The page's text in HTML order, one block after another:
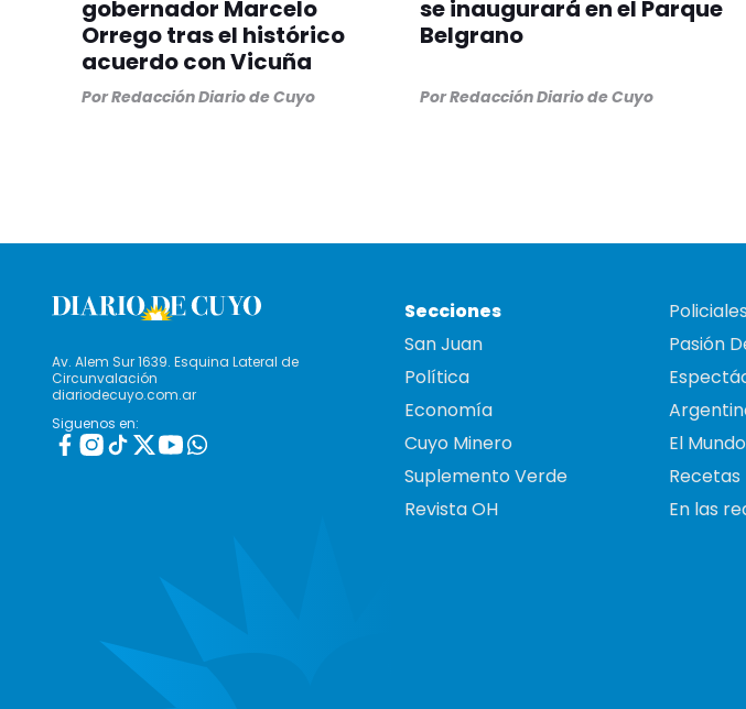
gobernador Marcelo
Orrego tras el histórico
acuerdo con Vicuña
PorRedacción Diario de Cuyo
se inaugurará en el Parque
Belgrano
PorRedacción Diario de Cuyo
Av. Alem Sur 1639. Esquina Lateral de
Circunvalación
diariodecuyo.com.ar
Siguenos en:
Secciones
San Juan
Política
Economía
Cuyo Minero
Suplemento Verde
Revista OH
Pasión
El Mundo
Recetas
En las